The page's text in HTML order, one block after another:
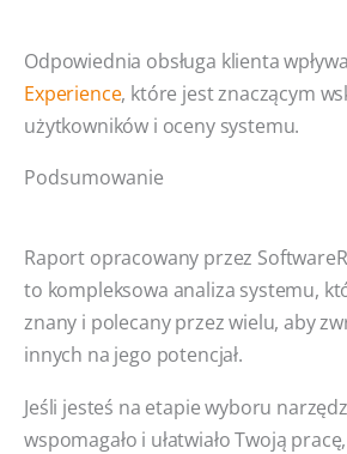
Odpowiednia obsługa klienta
Experience, które jest znaczącym
użytkowników i oceny systemu.
Podsumowanie
Raport opracowany przez
to kompleksowa analiza systemu,
znany i polecany przez wielu, aby
innych na jego potencjał.
Jeśli jesteś na etapie wyboru
wspomagało i ułatwiało Twoją